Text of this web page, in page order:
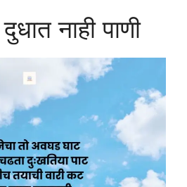
नाही पाणी